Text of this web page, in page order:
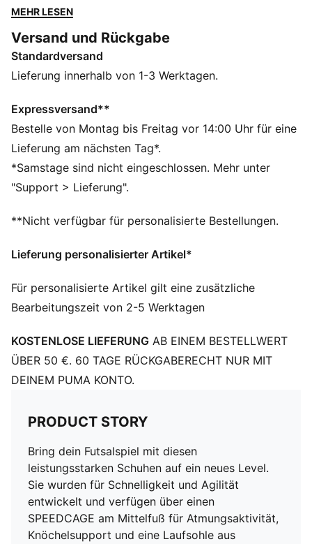
Knöchelsupport und eine Laufsohle aus abriebfestem
aus Schaumstoff überragenden Komfort bei jeder
Bewegung.
FEATURES + VORTEILE
recycelten Materialien
DETAILS
Gummidruck bietet Abriebschutz bei jeder Bewegung
SPEEDCAGE im Mittelfußbereich für verbesserte
Atmungsaktivität
Weiches Kunstleder für außergewöhnlichen Komfort,
Zwischensohle mit weichem EVA-Schaummaterial für
Dünne Außensohle aus abriebfestem Gummi für
Knöchelsupport durch interne Fersenkappe
Verschluss: Schnürsenkel
MEHR LESEN
Versand und Rückgabe
Standardversand
Lieferung innerhalb von 1-3 Werktagen.
Expressversand**
Bestelle von Montag bis Freitag vor 14:00 Uhr für eine
Lieferung am nächsten Tag*.
*Samstage sind nicht eingeschlossen. Mehr unter
"Support > Lieferung".
**Nicht verfügbar für personalisierte Bestellungen.
Lieferung personalisierter Artikel*
Für personalisierte Artikel gilt eine zusätzliche
Bearbeitungszeit von 2-5 Werktagen
KOSTENLOSE LIEFERUNG AB EINEM BESTELLWERT
ÜBER 50 €. 60 TAGE RÜCKGABERECHT NUR MIT
DEINEM PUMA KONTO.
PRODUCT STORY
Bring dein Futsalspiel mit diesen
leistungsstarken Schuhen auf ein neues Level.
Sie wurden für Schnelligkeit und Agilität
entwickelt und verfügen über einen
SPEEDCAGE am Mittelfuß für Atmungsaktivität,
Knöchelsupport und eine Laufsohle aus